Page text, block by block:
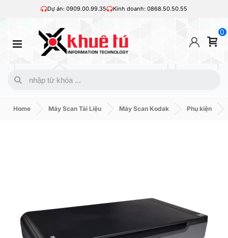
Dự án: 0909.00.99.35 Kinh doanh: 0868.50.50.55
0
Home Máy Scan Tài Liệu Máy Scan Kodak Phụ kiện